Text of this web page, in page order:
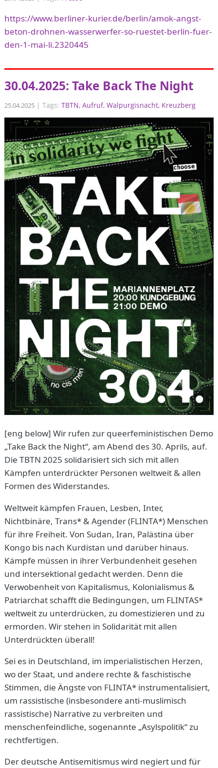
https://www.berliner-kurier.de/berlin/amok-angst-
beton-drohnen-wasserwerfer-so-ruestet-berlin-fuer-
den-1-mai-li.2320445
30.04.2025: Take Back The Night
25.04.2025 |Tags:TBTN Aufruf Walpurgisnacht Kreuzberg
[eng below] Wir rufen zur queerfeministischen Demo
„Take Back the Night“, am Abend des 30. Aprils, auf.
Die TBTN 2025 solidarisiert sich sich mit allen
Kämpfen unterdrückter Personen weltweit & allen
Formen des Widerstandes.
Weltweit kämpfen Frauen, Lesben, Inter,
Nichtbinäre, Trans* & Agender (FLINTA*) Menschen
für ihre Freiheit. Von Sudan, Iran, Palästina über
Kongo bis nach Kurdistan und darüber hinaus.
Kämpfe müssen in ihrer Verbundenheit gesehen
und intersektional gedacht werden. Denn die
Verwobenheit von Kapitalismus, Kolonialismus &
Patriarchat schafft die Bedingungen, um FLINTAS*
weltweit zu unterdrücken, zu domestizieren und zu
ermorden. Wir stehen in Solidarität mit allen
Unterdrückten überall!
Sei es in Deutschland, im imperialistischen Herzen,
wo der Staat, und andere rechte & faschistische
Stimmen, die Ängste von FLINTA* instrumentalisiert,
um rassistische (insbesondere anti-muslimisch
rassistische) Narrative zu verbreiten und
menschenfeindliche, sogenannte „Asylspolitik“ zu
rechtfertigen.
Der deutsche Antisemitismus wird negiert und für